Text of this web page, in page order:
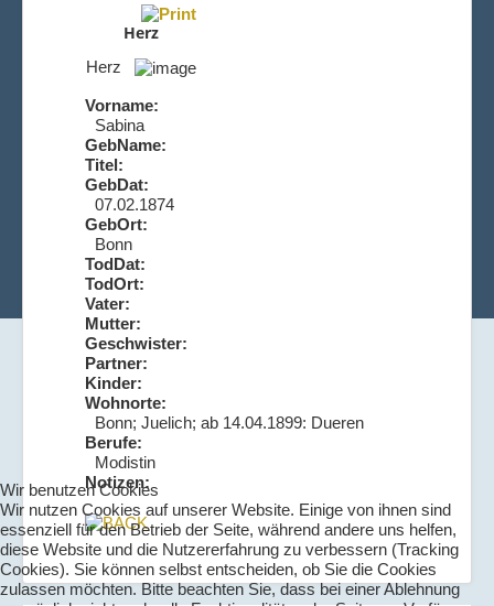
Herz
Herz
Vorname:
Sabina
GebName:
Titel:
GebDat:
07.02.1874
GebOrt:
Bonn
TodDat:
TodOrt:
Vater:
Mutter:
Geschwister:
Partner:
Kinder:
Wohnorte:
Bonn; Juelich; ab 14.04.1899: Dueren
Berufe:
Modistin
Notizen:
Wir benutzen Cookies
Wir nutzen Cookies auf unserer Website. Einige von ihnen sind
essenziell für den Betrieb der Seite, während andere uns helfen,
diese Website und die Nutzererfahrung zu verbessern (Tracking
Cookies). Sie können selbst entscheiden, ob Sie die Cookies
zulassen möchten. Bitte beachten Sie, dass bei einer Ablehnung